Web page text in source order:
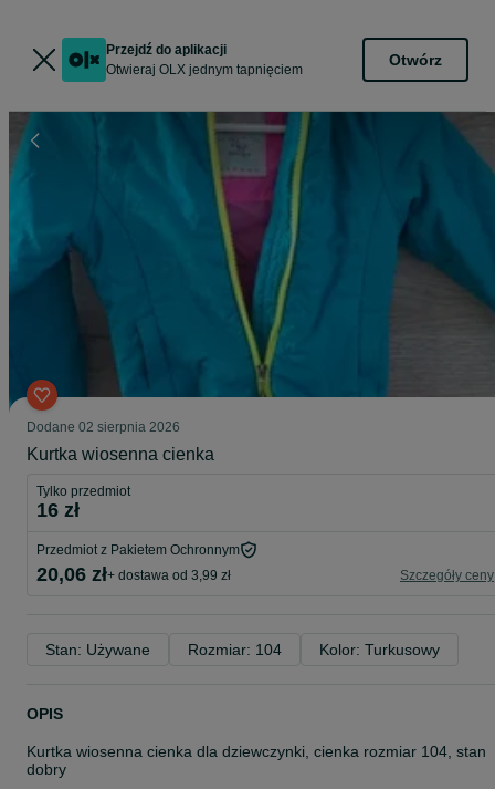
Przejdź do aplikacji
Otwieraj OLX jednym tapnięciem
Otwórz
Dodane 02 sierpnia 2026
Kurtka wiosenna cienka
Tylko przedmiot
16 zł
Przedmiot z Pakietem Ochronnym
20,06 zł+ dostawa od 3,99 zł Szczegóły ceny
Stan: Używane Rozmiar: 104 Kolor: Turkusowy
OPIS
Kurtka wiosenna cienka dla dziewczynki, cienka rozmiar 104, stan
dobry